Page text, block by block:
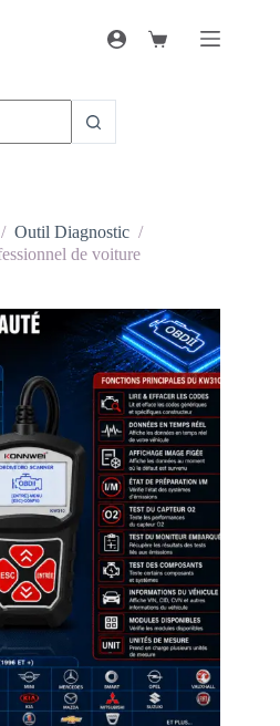
/ Outil Diagnostic /
de voiture